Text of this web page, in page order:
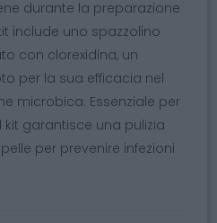
durante la preparazione
include uno spazzolino
con clorexidina, un
per la sua efficacia nel
microbica. Essenziale per
garantisce una pulizia
per prevenire infezioni